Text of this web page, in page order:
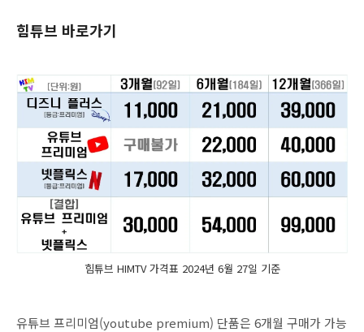
힘튜브 바로가기
힘튜브 HIMTV 가격표 2024년 6월 27일 기준
유튜브 프리미엄(youtube premium) 단품은 6개월 구매가 가능